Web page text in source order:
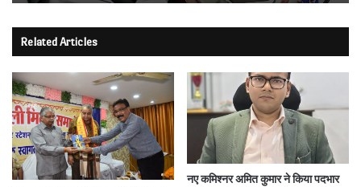
Related Articles
नए कमिश्नर अमित कुमार ने किया पदभार